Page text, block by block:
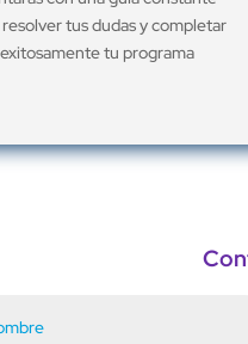
resolver tus dudas y completar
exitosamente tu programa